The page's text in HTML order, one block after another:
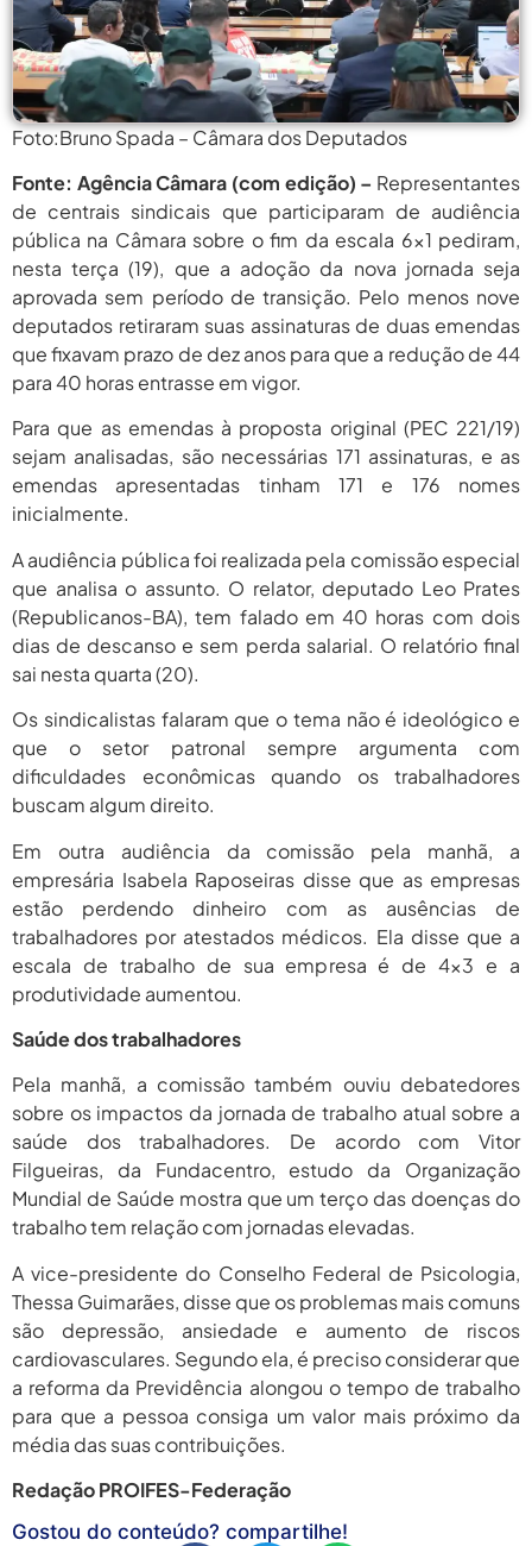
PROIFES Celebra Os 58 Anos Da
APUB...
agosto 6,
2026
MEC Autoriza 937 Novos Cargos Em
Institutos Federais...
agosto 6,
2026
6, 2026
6 De Agosto: Dia Nacional Dos
Profissionais De...
agosto 6,
2026
PROIFES Celebra Os 58 Anos Da
agosto 6,
2026
MEC Autoriza 937 Novos Cargos Em
Institutos Federais...
agosto 6,
Balanço Da 78ª SBPC: Na Primeira
Participação, PROIFES...
agosto
6, 2026
PROIFES Celebra Os 58 Anos Da
APUB...
agosto 6,
MEC Autoriza 937 Novos Cargos Em
Institutos Federais...
agosto 6,
Foto:Bruno Spada – Câmara dos Deputados
Fonte: Agência Câmara (com edição) – Representantes
de centrais sindicais que participaram de audiência
pública na Câmara sobre o fim da escala 6×1 pediram,
nesta terça (19), que a adoção da nova jornada seja
aprovada sem período de transição. Pelo menos nove
deputados retiraram suas assinaturas de duas emendas
que fixavam prazo de dez anos para que a redução de 44
para 40 horas entrasse em vigor.
Para que as emendas à proposta original (PEC 221/19)
sejam analisadas, são necessárias 171 assinaturas, e as
emendas apresentadas tinham 171 e 176 nomes
inicialmente.
A audiência pública foi realizada pela comissão especial
que analisa o assunto. O relator, deputado Leo Prates
(Republicanos-BA), tem falado em 40 horas com dois
dias de descanso e sem perda salarial. O relatório final
sai nesta quarta (20).
Os sindicalistas falaram que o tema não é ideológico e
que o setor patronal sempre argumenta com
dificuldades econômicas quando os trabalhadores
buscam algum direito.
Em outra audiência da comissão pela manhã, a
empresária Isabela Raposeiras disse que as empresas
estão perdendo dinheiro com as ausências de
trabalhadores por atestados médicos. Ela disse que a
escala de trabalho de sua empresa é de 4×3 e a
produtividade aumentou.
Saúde dos trabalhadores
Pela manhã, a comissão também ouviu debatedores
sobre os impactos da jornada de trabalho atual sobre a
saúde dos trabalhadores. De acordo com Vitor
Filgueiras, da Fundacentro, estudo da Organização
Mundial de Saúde mostra que um terço das doenças do
trabalho tem relação com jornadas elevadas.
A vice-presidente do Conselho Federal de Psicologia,
Thessa Guimarães, disse que os problemas mais comuns
são depressão, ansiedade e aumento de riscos
cardiovasculares. Segundo ela, é preciso considerar que
a reforma da Previdência alongou o tempo de trabalho
para que a pessoa consiga um valor mais próximo da
média das suas contribuições.
Redação PROIFES-Federação
Gostou do conteúdo? compartilhe!